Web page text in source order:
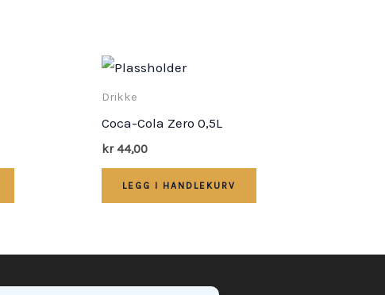
Drikke
Coca-Cola Zero 0,5L
kr44,00
LEGG I HANDLEKURV